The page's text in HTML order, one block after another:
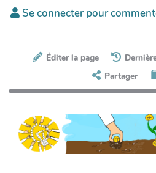
Se connecter pour
Éditer la page
Partager